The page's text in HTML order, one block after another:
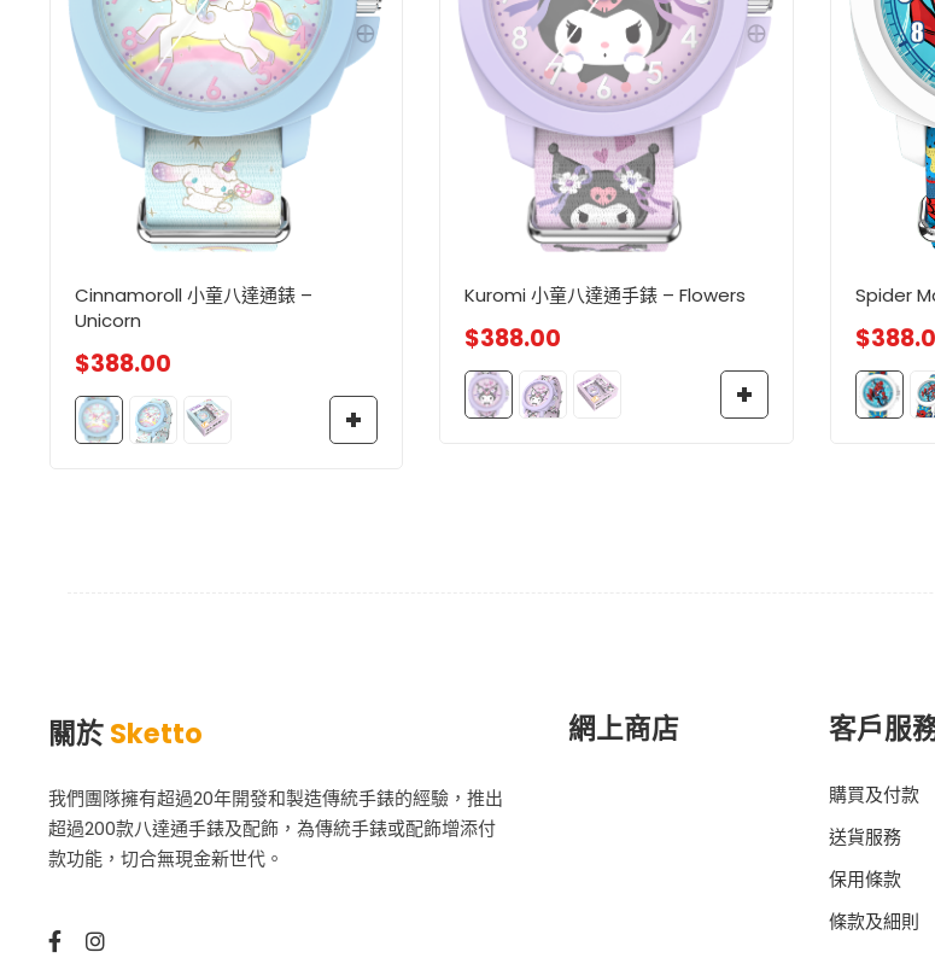
Cinnamoroll 小童八達通錶 –
Unicorn
$388.00
Kuromi 小童八達通手錶 – Flowers
$388.00
Spider
$
關於Sketto
我們團隊擁有超過20年開發和製造傳統手錶的經驗，推出
超過200款八達通手錶及配飾，為傳統手錶或配飾增添付
款功能，切合無現金新世代。
網上商店 客戶服
購買及付款
送貨服務
保用條款
條款及細則